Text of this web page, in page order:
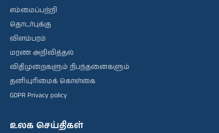
எம்மைப்பற்றி
தொடர்புக்கு
விளம்பரம்
மரண அறிவித்தல்
விதிமுறைகளும் நிபந்தனைகளும்
தனியுரிமைக் கொள்கை
GDPR Privacy policy
உலக செய்திகள்